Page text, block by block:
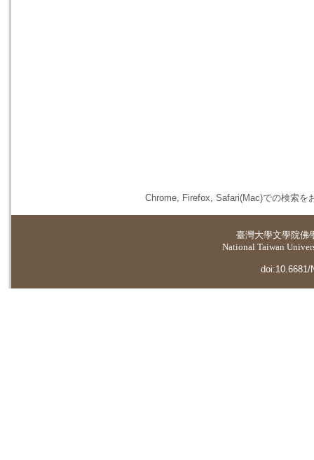
Chrome, Firefox, Safari(Mac)での検索を
臺灣大學文學院佛
National Taiwan
doi:10.6681/